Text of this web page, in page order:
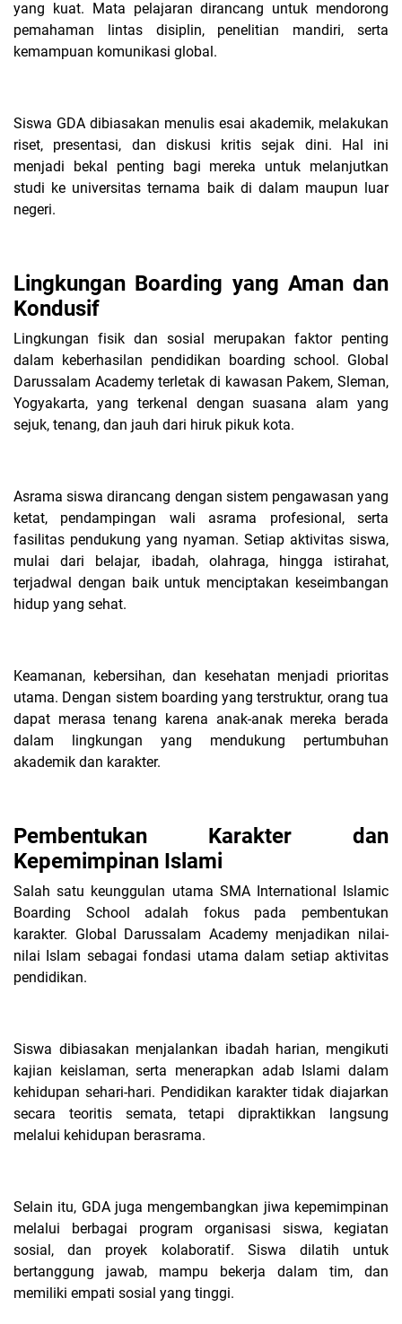
yang kuat. Mata pelajaran dirancang untuk mendorong
pemahaman lintas disiplin, penelitian mandiri, serta
kemampuan komunikasi global.
Siswa GDA dibiasakan menulis esai akademik, melakukan
riset, presentasi, dan diskusi kritis sejak dini. Hal ini
menjadi bekal penting bagi mereka untuk melanjutkan
studi ke universitas ternama baik di dalam maupun luar
negeri.
Lingkungan Boarding yang Aman dan
Kondusif
Lingkungan fisik dan sosial merupakan faktor penting
dalam keberhasilan pendidikan boarding school. Global
Darussalam Academy terletak di kawasan Pakem, Sleman,
Yogyakarta, yang terkenal dengan suasana alam yang
sejuk, tenang, dan jauh dari hiruk pikuk kota.
Asrama siswa dirancang dengan sistem pengawasan yang
ketat, pendampingan wali asrama profesional, serta
fasilitas pendukung yang nyaman. Setiap aktivitas siswa,
mulai dari belajar, ibadah, olahraga, hingga istirahat,
terjadwal dengan baik untuk menciptakan keseimbangan
hidup yang sehat.
Keamanan, kebersihan, dan kesehatan menjadi prioritas
utama. Dengan sistem boarding yang terstruktur, orang tua
dapat merasa tenang karena anak-anak mereka berada
dalam lingkungan yang mendukung pertumbuhan
akademik dan karakter.
Pembentukan Karakter dan
Kepemimpinan Islami
Salah satu keunggulan utama SMA International Islamic
Boarding School adalah fokus pada pembentukan
karakter. Global Darussalam Academy menjadikan nilai-
nilai Islam sebagai fondasi utama dalam setiap aktivitas
pendidikan.
Siswa dibiasakan menjalankan ibadah harian, mengikuti
kajian keislaman, serta menerapkan adab Islami dalam
kehidupan sehari-hari. Pendidikan karakter tidak diajarkan
secara teoritis semata, tetapi dipraktikkan langsung
melalui kehidupan berasrama.
Selain itu, GDA juga mengembangkan jiwa kepemimpinan
melalui berbagai program organisasi siswa, kegiatan
sosial, dan proyek kolaboratif. Siswa dilatih untuk
bertanggung jawab, mampu bekerja dalam tim, dan
memiliki empati sosial yang tinggi.